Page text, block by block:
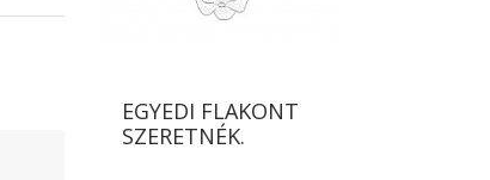
EGYEDI FLAKONT
SZERETNÉK.